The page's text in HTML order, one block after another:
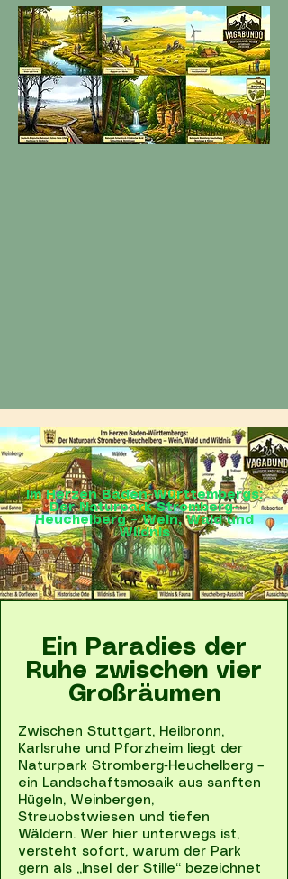
Im Herzen Baden-Württembergs:
Der Naturpark Stromberg-
Heuchelberg – Wein, Wald und
Wildnis
Ein Paradies der
Ruhe zwischen vier
Großräumen
Zwischen Stuttgart, Heilbronn,
Karlsruhe und Pforzheim liegt der
Naturpark Stromberg‑Heuchelberg –
ein Landschaftsmosaik aus sanften
Hügeln, Weinbergen,
Streuobstwiesen und tiefen
Wäldern. Wer hier unterwegs ist,
versteht sofort, warum der Park
gern als „Insel der Stille“ bezeichnet